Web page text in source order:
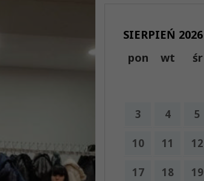
SIERPIEŃ 2026
pon
wt śr
3 4 5
10 11 12
17 18 19